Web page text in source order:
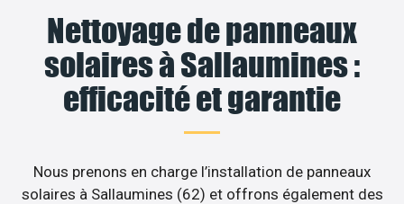
Nettoyage de panneaux
solaires à Sallaumines :
efficacité et garantie
Nous prenons en charge l’installation de panneaux
solaires à Sallaumines (62) et offrons également des